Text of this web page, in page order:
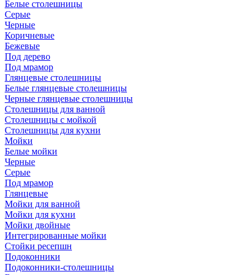
Белые столешницы
Серые
Черные
Коричневые
Бежевые
Под дерево
Под мрамор
Глянцевые столешницы
Белые глянцевые столешницы
Черные глянцевые столешницы
Столешницы для ванной
Столешницы с мойкой
Столешницы для кухни
Мойки
Белые мойки
Черные
Серые
Под мрамор
Глянцевые
Мойки для ванной
Мойки для кухни
Мойки двойные
Интегрированные мойки
Стойки ресепшн
Подоконники
Подоконники-столешницы